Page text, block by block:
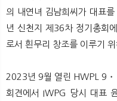
의 내연녀 김남희씨가 대표
년 신천지 제36차 정기총회
로서 흰무리 창조를 이루기
2023년 9월 열린 HWPL 9
회견에서 IWPG 당시 대표